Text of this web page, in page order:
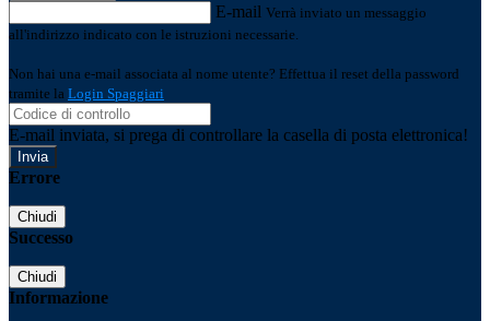
E-mail Verrà inviato un messaggio
all'indirizzo indicato con le istruzioni necessarie.
Non hai una e-mail associata al nome utente? Effettua il reset della password
tramite la Login Spaggiari
E-mail inviata, si prega di controllare la casella di posta elettronica!
Errore
Chiudi
Successo
Chiudi
Informazione